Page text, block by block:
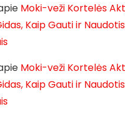
Moki-veži Kortelės
Kaip Gauti ir
Moki-veži Kortelės
Kaip Gauti ir